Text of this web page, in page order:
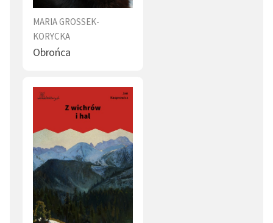
MARIA GROSSEK-
KORYCKA
Obrońca